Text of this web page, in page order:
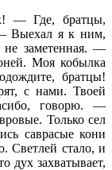
— Где, братцы,
Выехал я к ним,
заметенная. —
Моя кобылка
братцы!
с нами. Твоей
говорю. —
Только сел
саврасые кони
Светлей стало, и
дух захватывает,